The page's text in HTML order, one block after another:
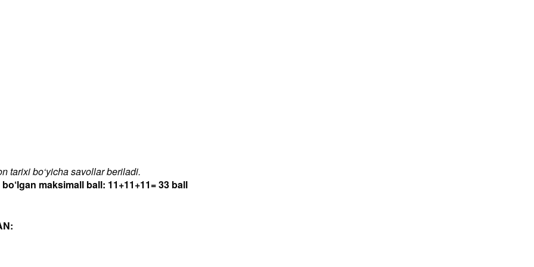
tarixi bo‘yicha savollar beriladi.
maksimall ball: 11+11+11= 33 ball